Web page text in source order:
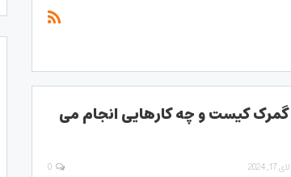
کیست و چه کارهایی انجام می
2024